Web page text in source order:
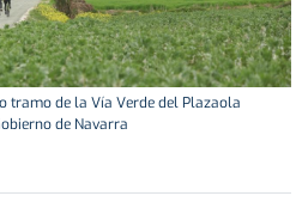
tramo de la Vía Verde del Plazaola
de Navarra